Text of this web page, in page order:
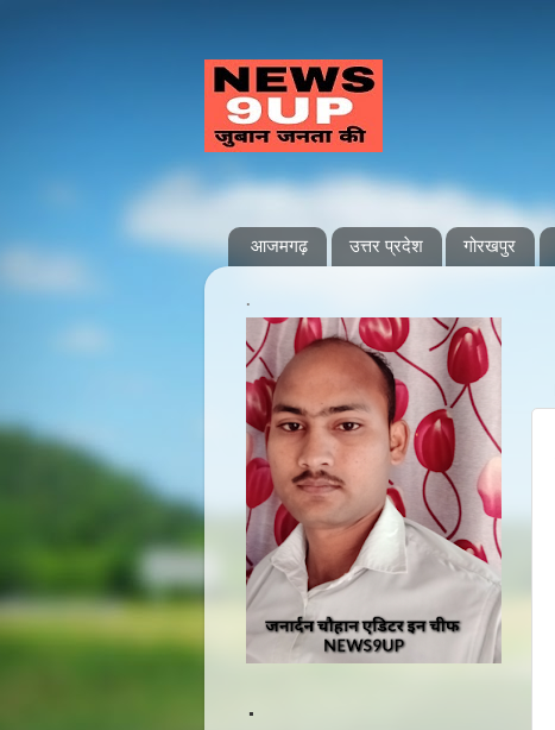
आजमगढ़ उत्तर प्रदेश गोरखपुर
.
.